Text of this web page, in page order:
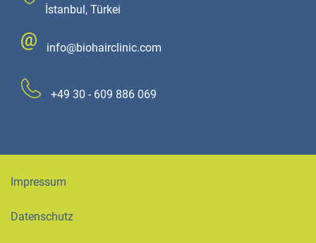
İstanbul, Türkei
info@biohairclinic.com
+49 30 - 609 886 069
Impressum
Datenschutz